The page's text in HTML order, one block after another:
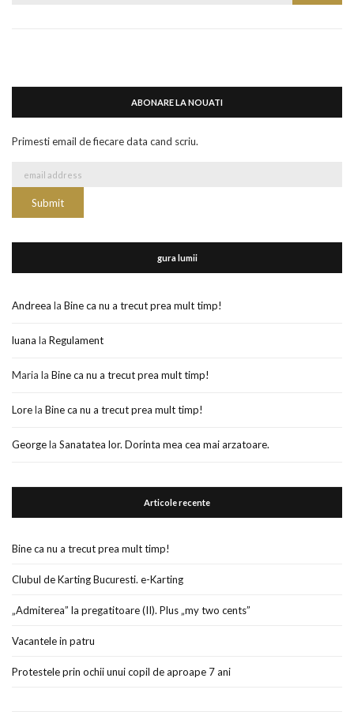
ABONARE LA NOUATI
Primesti email de fiecare data cand scriu.
gura lumii
Andreea la Bine ca nu a trecut prea mult timp!
luana la Regulament
Maria la Bine ca nu a trecut prea mult timp!
Lorela Bine ca nu a trecut prea mult timp!
Georgela Sanatatea lor. Dorinta mea cea mai arzatoare.
Articole recente
Bine ca nu a trecut prea mult timp!
Clubul de Karting Bucuresti. e-Karting
„Admiterea” la pregatitoare (II). Plus „my two cents”
Vacantele in patru
Protestele prin ochii unui copil de aproape 7 ani